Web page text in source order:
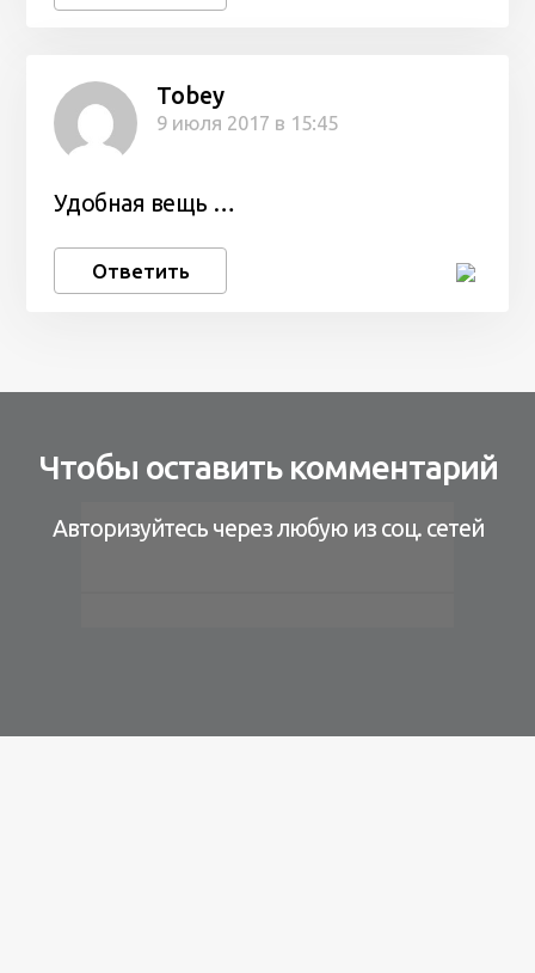
Tobey
9 июля 2017 в 15:45
Удобная вещь …
Ответить
Чтобы оставить комментарий
Авторизуйтесь через любую из соц. сетей